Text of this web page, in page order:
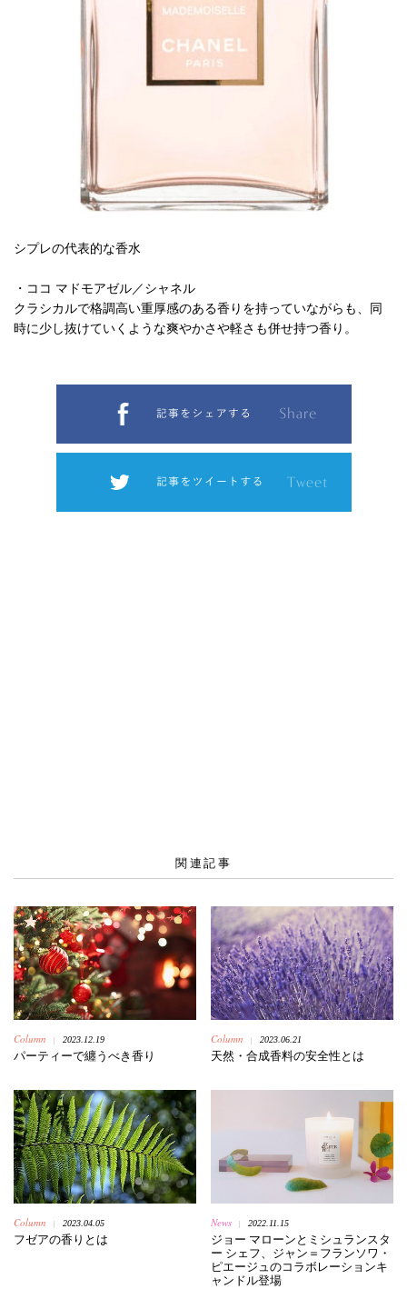
シプレの代表的な香水
・ココ マドモアゼル／シャネル
クラシカルで格調高い重厚感のある香りを持っていながらも、同
時に少し抜けていくような爽やかさや軽さも併せ持つ香り。
関連記事
Column 2023.12.19
パーティーで纏うべき香り
Column 2023.06.21
天然・合成香料の安全性とは
Column 2023.04.05
フゼアの香りとは
News 2022.11.15
ジョー マローンとミシュランスタ
ー シェフ、ジャン＝フランソワ・
ピエージュのコラボレーションキ
ャンドル登場